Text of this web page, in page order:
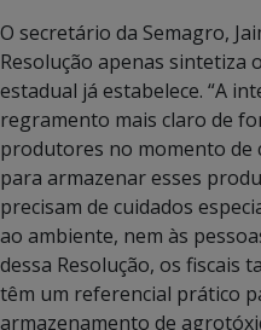
O secretário da Semagro,
Resolução apenas sintetiza
estadual já estabelece. “A
regramento mais claro de
produtores no momento
para armazenar esses
precisam de cuidados
ao ambiente, nem às
dessa Resolução, os fiscais
têm um referencial prático
armazenamento de